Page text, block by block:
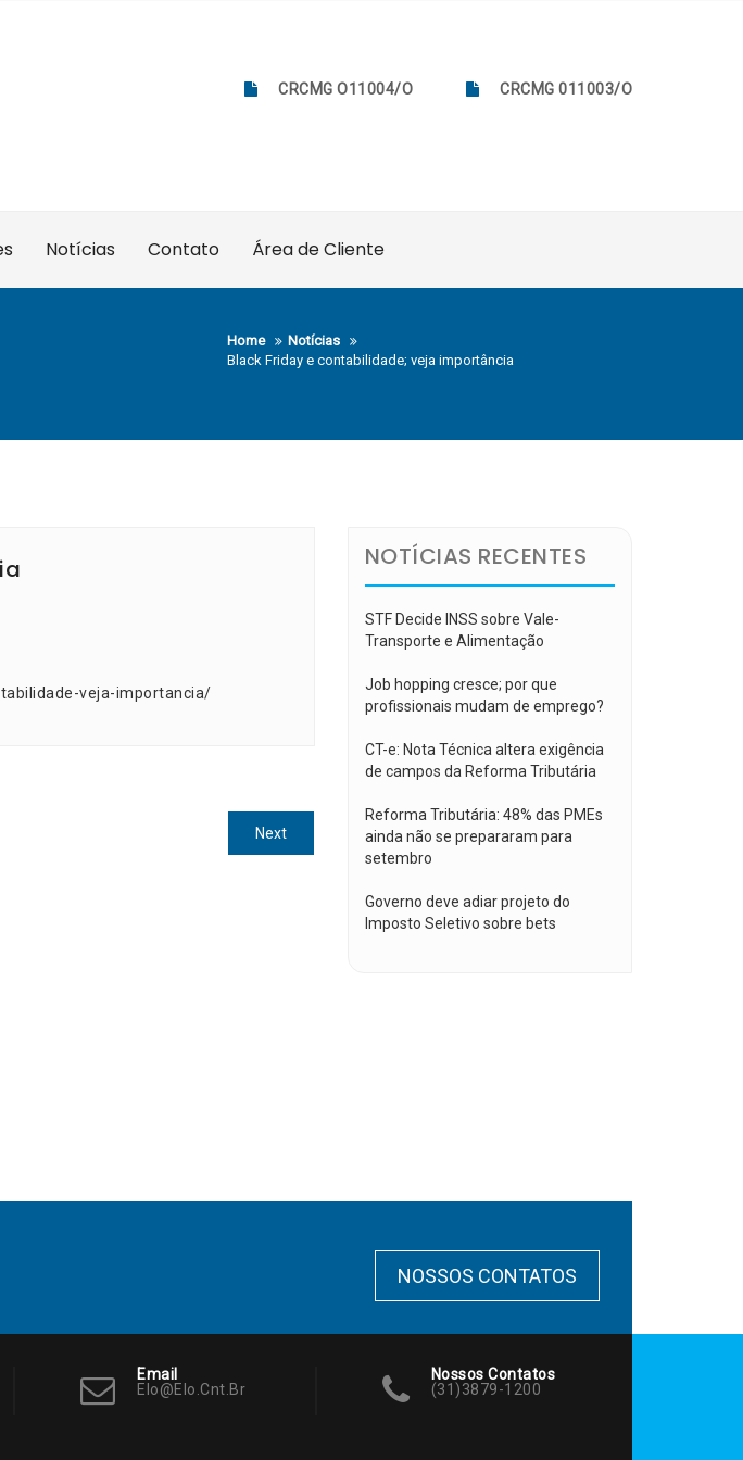
CRCMG O11004/O CRCMG 011003/O
Notícias Contato Área de Cliente
Home
Notícias
Black Friday e contabilidade; veja importância
veja-importancia/
NextNext
post:
NOTÍCIAS RECENTES
STF Decide INSS sobre Vale-
Transporte e Alimentação
Job hopping cresce; por que
profissionais mudam de emprego?
CT-e: Nota Técnica altera exigência
de campos da Reforma Tributária
Reforma Tributária: 48% das PMEs
ainda não se prepararam para
setembro
Governo deve adiar projeto do
Imposto Seletivo sobre bets
NOSSOS CONTATOS
Email
Elo@elo.cnt.br
Nossos Contatos
(31)3879-1200